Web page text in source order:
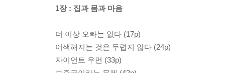
1장 : 집과 몸과 마음
더 이상 오빠는 없다 (17p)
어색해지는 것은 두렵지 않다 (24p)
자이언트 우먼 (33p)